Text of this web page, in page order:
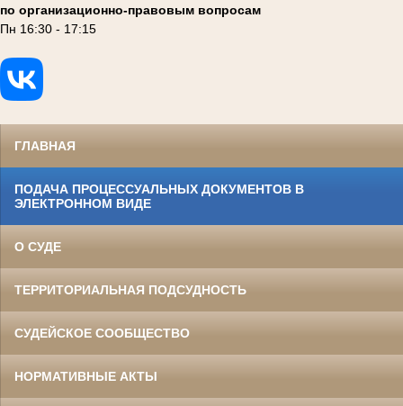
по организационно-правовым вопросам
Пн 16:30 - 17:15
ГЛАВНАЯ
ПОДАЧА ПРОЦЕССУАЛЬНЫХ ДОКУМЕНТОВ В
ЭЛЕКТРОННОМ ВИДЕ
О СУДЕ
ТЕРРИТОРИАЛЬНАЯ ПОДСУДНОСТЬ
СУДЕЙСКОЕ СООБЩЕСТВО
НОРМАТИВНЫЕ АКТЫ